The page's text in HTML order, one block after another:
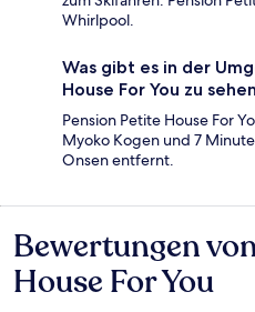
Whirlpool.
Was gibt es in der
House For You zu
Pension Petite House For
Myoko Kogen und 7
Onsen entfernt.
Bewertungen
Bewertungen
House For You